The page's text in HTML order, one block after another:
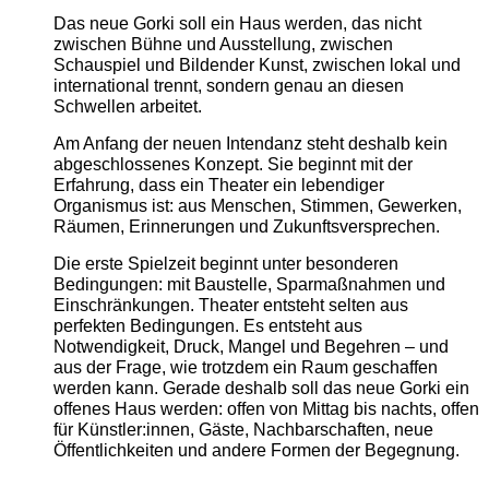
Das neue Gorki soll ein Haus werden, das nicht
zwischen Bühne und Ausstellung, zwischen
Schauspiel und Bildender Kunst, zwischen lokal und
international trennt, sondern genau an diesen
Schwellen arbeitet.
Am Anfang der neuen Intendanz steht deshalb kein
abgeschlossenes Konzept. Sie beginnt mit der
Erfahrung, dass ein Theater ein lebendiger
Organismus ist: aus Menschen, Stimmen, Gewerken,
Räumen, Erinnerungen und Zukunftsversprechen.
Die erste Spielzeit beginnt unter besonderen
Bedingungen: mit Baustelle, Sparmaßnahmen und
Einschränkungen. Theater entsteht selten aus
perfekten Bedingungen. Es entsteht aus
Notwendigkeit, Druck, Mangel und Begehren – und
aus der Frage, wie trotzdem ein Raum geschaffen
werden kann. Gerade deshalb soll das neue Gorki ein
offenes Haus werden: offen von Mittag bis nachts, offen
für Künstler:innen, Gäste, Nachbarschaften, neue
Öffentlichkeiten und andere Formen der Begegnung.